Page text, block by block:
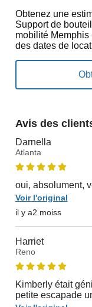
Obtenez une
Support de
mobilité Memphis
des dates de
Avis des
Darnella
Atlanta
oui, absolument,
Voir l'original
il y a2 moiss
Harriet
Reno
Kimberly était
petite escapade